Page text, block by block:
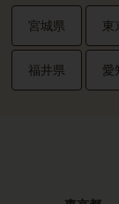
宮城県 東
福井県 愛